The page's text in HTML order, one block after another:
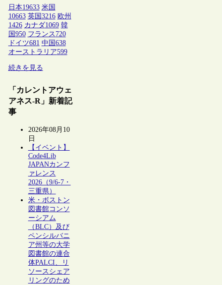
日本19633 米国
10663 英国 3216 欧州
1426 カナダ1069 韓
国 950 フランス 720
ドイツ681 中国 638
オーストラリア599
続きを見る
「カレントアウェ
アネス-R」新着記
事
2026年08月10
日
【イベント】
Code4Lib
JAPANカンフ
ァレンス
2026（9/6-7・
三重県）
米・ボストン
図書館コンソ
ーシアム
（BLC）及び
ペンシルバニ
ア州等の大学
図書館の連合
体PALCI、リ
ソースシェア
リングのため